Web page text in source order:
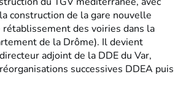
construction de la gare nouvelle
rétablissement des voiries dans la
de la Drôme). Il devient
adjoint de la DDE du Var,
successives DDEA puis